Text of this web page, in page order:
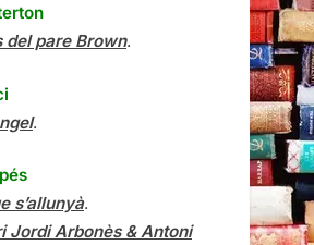
del pare Brown.
.
s’allunyà.
Jordi Arbonès & Antoni